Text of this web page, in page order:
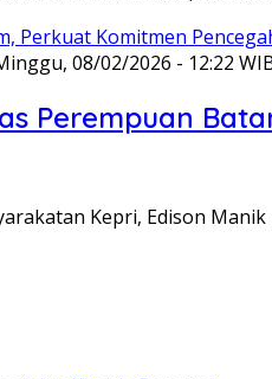
08/02/2026 - 12:22
Perempuan
Kepri, Edison